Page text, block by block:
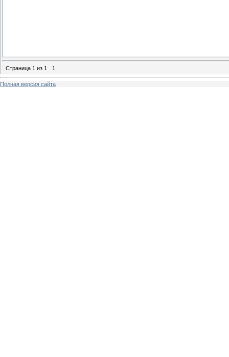
Страница 1 из 1 1
Полная версия сайта